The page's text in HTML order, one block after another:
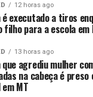
12 horas ago
é executado a tiros
filho para a escola em
13 horas ago
que agrediu mulher
na cabeça é preso
MT